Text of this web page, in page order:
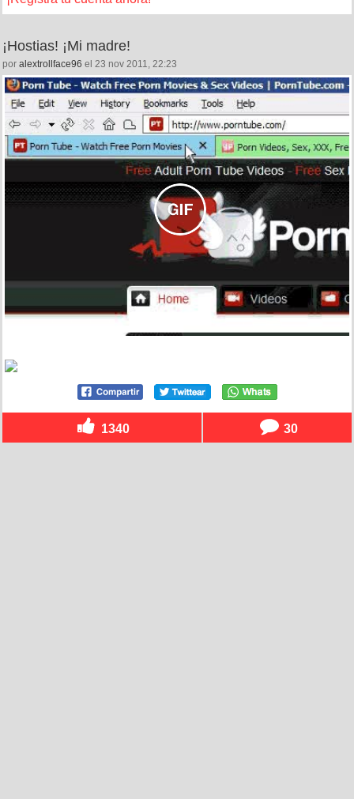
¡Hostias! ¡Mi madre!
por alextrollface96 el 23 nov 2011, 22:23
1340 30